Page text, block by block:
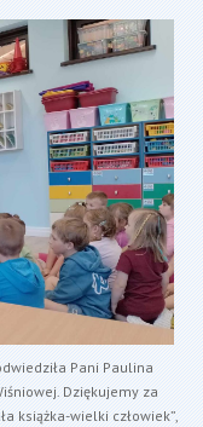
Pani Paulina
Dziękujemy za
książka-wielki człowiek”,